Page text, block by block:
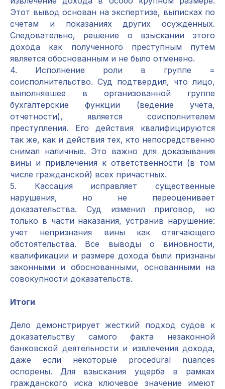
Этот вывод основан на экспертизе, выписках по
счетам и показаниях других осужденных.
Следовательно, решение о взыскании этого
дохода как полученного преступным путем
является обоснованным и не было отменено.
4. Исполнение роли в группе =
соисполнительство. Суд подтвердил, что лицо,
выполнявшее в организованной группе
бухгалтерские функции (ведение учета,
отчетности), является соисполнителем
преступления. Его действия квалифицируются
так же, как и действия тех, кто непосредственно
снимал наличные. Это важно для доказывания
вины и привлечения к ответственности (в том
числе гражданской) всех причастных.
5. Кассация исправляет существенные
нарушения, но не переоценивает
доказательства. Суд изменил приговор, но
только в части наказания, устранив нарушение:
учет непризнания вины как отягчающего
обстоятельства. Все выводы о виновности,
квалификации и размере дохода были признаны
законными и обоснованными, основанными на
совокупности доказательств.
Итоги
Дело демонстрирует жесткий подход судов к
доказательству самого факта незаконной
банковской деятельности и извлечения дохода,
даже если некоторые procedural nuances
оспорены. Для взыскания ущерба в рамках
гражданского иска ключевое значение имеют